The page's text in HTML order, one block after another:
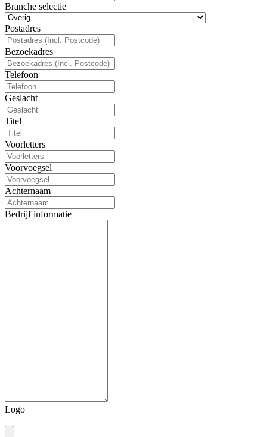
Branche selectie
Postadres
Bezoekadres
Telefoon
Geslacht
Titel
Voorletters
Voorvoegsel
Achternaam
Bedrijf informatie
Logo